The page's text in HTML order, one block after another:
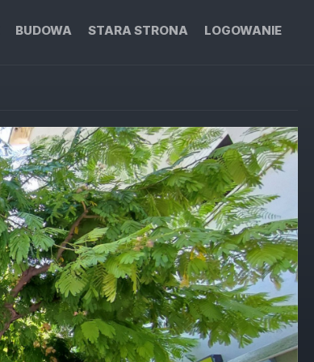
BUDOWA STARA STRONA LOGOWANIE